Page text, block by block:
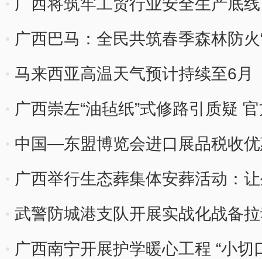
广西将筑牢工贸行业安全生产底线
广西巴马：全民共筑春季森林防火
马来西亚高温天气预计持续至6月
广西崇左“油毡纸”式修路引质疑
中国—东盟博览会进口展品税收
广西举行生态葬集体安葬活动：
间
武警防城港支队开展实战化战备
广西南宁开展护学暖心工程 “小切